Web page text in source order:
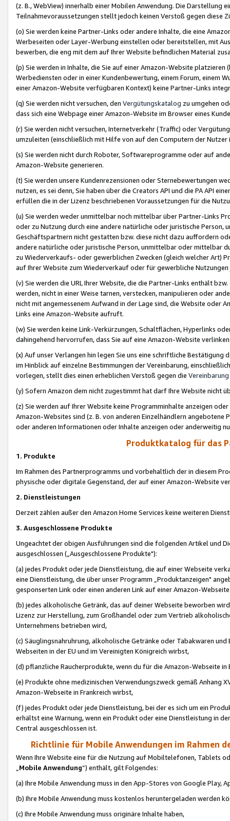
(z. B., WebView) innerhalb einer Mobilen Anwendung. Die Darstellung
Teilnahmevoraussetzungen stellt jedoch keinen Verstoß gegen diese
(o) Sie werden keine Partner-Links oder andere Inhalte, die eine
Werbeseiten oder Layer-Werbung einstellen oder bereitstellen, mit
bewerben, die eng mit dem auf Ihrer Website befindlichen Material
(p) Sie werden in Inhalte, die Sie auf einer Amazon-Website
Werbediensten oder in einer Kundenbewertung, einem Forum, einem
einer Amazon-Website verfügbaren Kontext) keine Partner-Links
(q) Sie werden nicht versuchen, den Vergütungskatalog zu umgehen
dass sich eine Webpage einer Amazon-Website im Browser eines
(r) Sie werden nicht versuchen, Internetverkehr (Traffic) oder
umzuleiten (einschließlich mit Hilfe von auf den Computern der
(s) Sie werden nicht durch Roboter, Softwareprogramme oder auf
Amazon-Website generieren.
(t) Sie werden unsere Kundenrezensionen oder Sternebewertungen
nutzen, es sei denn, Sie haben über die Creators API und die PA API
erfüllen die in der Lizenz beschriebenen Voraussetzungen für die
(u) Sie werden weder unmittelbar noch mittelbar über Partner-Links
oder zu Nutzung durch eine andere natürliche oder juristische
Geschäftspartnern nicht gestatten bzw. diese nicht dazu auffordern
andere natürliche oder juristische Person, unmittelbar oder mittelbar
zu Wiederverkaufs- oder gewerblichen Zwecken (gleich welcher Art)
auf Ihrer Website zum Wiederverkauf oder für gewerbliche
(v) Sie werden die URL Ihrer Website, die die Partner-Links enthält
werden, nicht in einer Weise tarnen, verstecken, manipulieren oder
nicht mit angemessenem Aufwand in der Lage sind, die Website oder
Links eine Amazon-Website aufruft.
(w) Sie werden keine Link-Verkürzungen, Schaltflächen, Hyperlinks
dahingehend hervorrufen, dass Sie auf eine Amazon-Website
(x) Auf unser Verlangen hin legen Sie uns eine schriftliche
im Hinblick auf einzelne Bestimmungen der Vereinbarung,
vorlegen, stellt dies einen erheblichen Verstoß gegen die Vereinbarung
(y) Sofern Amazon dem nicht zugestimmt hat darf Ihre Website nicht
(z) Sie werden auf Ihrer Website keine Programminhalte anzeigen
Amazon-Websites sind (z. B. von anderen Einzelhändlern
oder anderen Informationen oder Inhalte anzeigen oder anderweitig
Produktkatalog für das
1. Produkte
Im Rahmen des Partnerprogramms und vorbehaltlich der in diesem
physische oder digitale Gegenstand, der auf einer Amazon-Website
2. Dienstleistungen
Derzeit zählen außer den Amazon Home Services keine weiteren
3. Ausgeschlossene Produkte
Ungeachtet der obigen Ausführungen sind die folgenden Artikel und
ausgeschlossen („Ausgeschlossene Produkte"):
(a) jedes Produkt oder jede Dienstleistung, die auf einer Webseite
eine Dienstleistung, die über unser Programm „Produktanzeigen"
gesponserten Link oder einen anderen Link auf einer Amazon-
(b) jedes alkoholische Getränk, das auf deiner Webseite beworben
Lizenz zur Herstellung, zum Großhandel oder zum Vertrieb
Unternehmens betrieben wird,
(c) Säuglingsnahruhrung, alkoholische Getränke oder Tabakwaren
Webseiten in der EU und im Vereinigten Königreich wirbst,
(d) pflanzliche Raucherprodukte, wenn du für die Amazon-Webseite in
(e) Produkte ohne medizinischen Verwendungszweck gemäß Anhang
Amazon-Webseite in Frankreich wirbst,
(f) jedes Produkt oder jede Dienstleistung, bei der es sich um ein
erhältst eine Warnung, wenn ein Produkt oder eine Dienstleistung in
Central ausgeschlossen ist.
Richtlinie für Mobile Anwendungen im Rahmen
Wenn Ihre Website eine für die Nutzung auf Mobiltelefonen, Tablets
„Mobile Anwendung“) enthält, gilt Folgendes:
(a) Ihre Mobile Anwendung muss in den App-Stores von Google Play,
(b) Ihre Mobile Anwendung muss kostenlos heruntergeladen werden
(c) Ihre Mobile Anwendung muss originäre Inhalte haben,